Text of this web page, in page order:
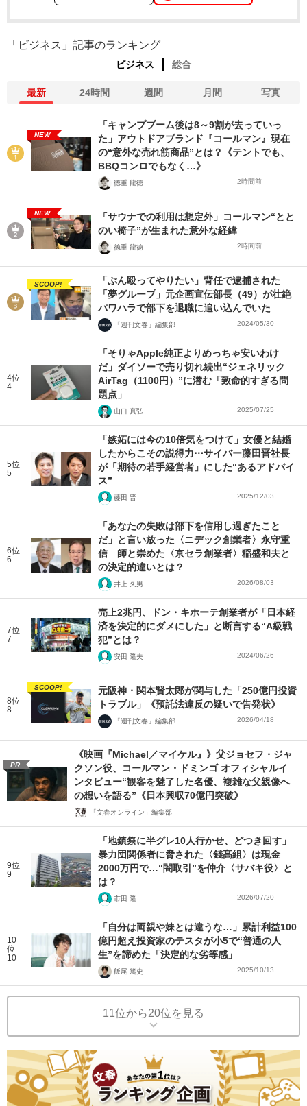
「ビジネス」記事のランキング
ビジネス 総合
最新 24時間 週間 月間 写真
NEW
「キャンプブーム後は8～9割が去っていっ
た」アウトドアブランド『コールマン』現在
の“意外な売れ筋商品”とは？《テントでも、
BBQコンロでもなく…》
徳重 龍徳 2時間前
NEW
「サウナでの利用は想定外」コールマン“とと
のい椅子”が生まれた意外な経緯
徳重 龍徳 2時間前
SCOOP!
「ぶん殴ってやりたい」背任で逮捕された
「夢グループ」元企画宣伝部長（49）が壮絶
パワハラで部下を退職に追い込んでいた
「週刊文春」編集部 2024/05/30
4位
4
「そりゃApple純正よりめっちゃ安いわけ
だ」ダイソーで売り切れ続出“ジェネリック
AirTag（1100円）”に潜む「致命的すぎる問
題点」
山口 真弘 2025/07/25
5位
5
「嫉妬には今の10倍気をつけて」女優と結婚
したからこその説得力⋯サイバー藤田晋社長
が「期待の若手経営者」にした“あるアドバイ
ス”
藤田 晋 2025/12/03
6位
6
「あなたの失敗は部下を信用し過ぎたこと
だ」と言い放った〈ニデック創業者〉永守重
信 師と崇めた〈京セラ創業者〉稲盛和夫と
の決定的違いとは？
井上 久男 2026/08/03
7位
7
売上2兆円、ドン・キホーテ創業者が「日本経
済を決定的にダメにした」と断言する“A級戦
犯”とは？
安田 隆夫 2024/06/26
8位
8
SCOOP!
元阪神・関本賢太郎が関与した「250億円投資
トラブル」《預託法違反の疑いで告発状》
「週刊文春」編集部 2026/04/18
PR
《映画『Michael／マイケル』》父ジョセフ・ジャ
クソン役、コールマン・ドミンゴ オフィシャルイ
ンタビュー“観客を魅了した名優、複雑な父親像へ
の想いを語る”《日本興収70億円突破》
「文春オンライン」編集部
9位
9
「地鎮祭に半グレ10人行かせ、どつき回す」
暴力団関係者に脅された〈錢髙組〉は現金
2000万円で…“闇取引”を仲介〈サバキ役〉と
は？
市田 隆 2026/07/20
10
位
10
「自分は両親や妹とは違うな…」累計利益100
億円超え投資家のテスタが小5で“普通の人
生”を諦めた「決定的な劣等感」
飯尾 篤史 2025/10/13
11位から20位を見る